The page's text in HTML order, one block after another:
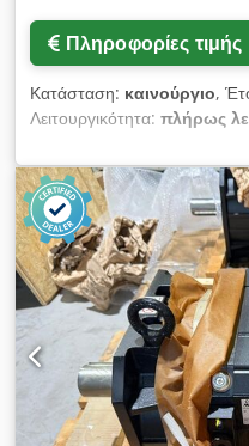
Πληροφορίες τιμής
Κατάσταση: καινούργιο,
Λειτουργικότητα: πλήρως
L 54 W 15-5 Crodpfx Acozr